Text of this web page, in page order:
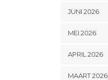
JUNI 2026
MEI 2026
APRIL 2026
MAART 2026